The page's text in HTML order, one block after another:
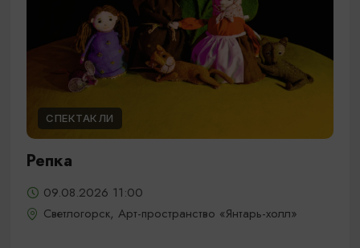
СПЕКТАКЛИ
Репка
09.08.2026 11:00
Светлогорск, Арт-пространство «Янтарь-холл»